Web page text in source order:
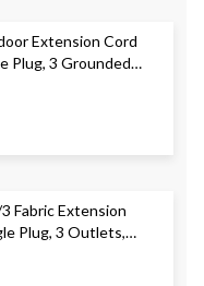
Extension Cord
Plug, 3 Grounded
Fabric Extension
Plug, 3 Outlets,